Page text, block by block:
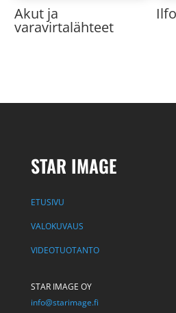
Akut ja
varavirtalähteet
STAR IMAGE
ETUSIVU
VALOKUVAUS
VIDEOTUOTANTO
STAR IMAGE OY
info@starimage.fi